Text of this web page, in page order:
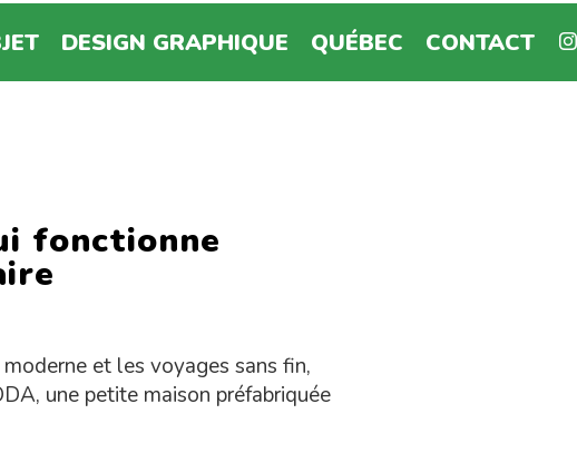
DESIGN GRAPHIQUE QUÉBEC CONTACT
fonctionne
et les voyages sans fin,
une petite maison préfabriquée